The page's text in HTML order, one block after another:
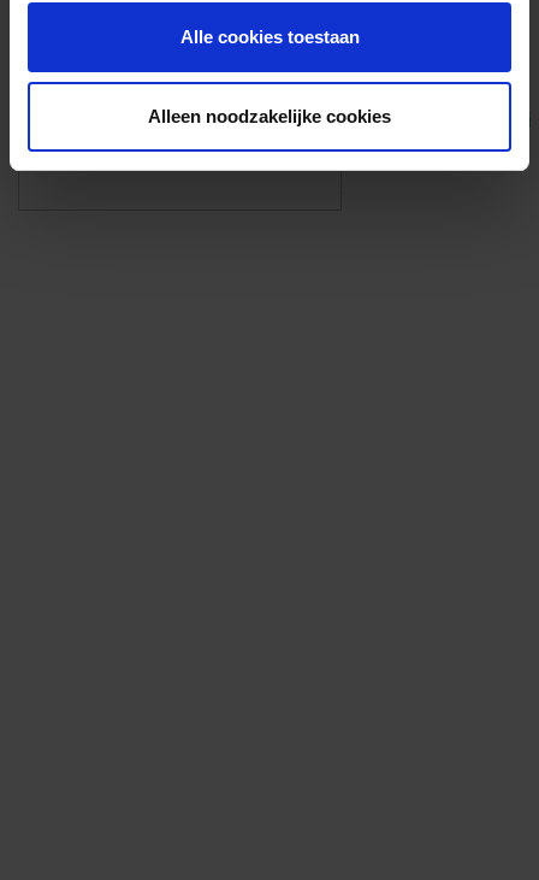
Alle cookies toestaan
Alleen noodzakelijke cookies Eigen foto’s